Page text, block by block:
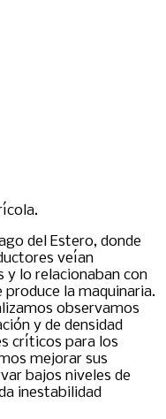
del Estero, donde
veían
y lo relacionaban con
la maquinaria.
observamos
y de densidad
críticos para los
mejorar sus
bajos niveles de
inestabilidad